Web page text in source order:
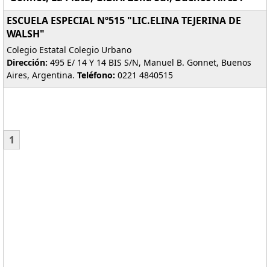
ESCUELA ESPECIAL Nº515 "LIC.ELINA TEJERINA DE
WALSH"
Colegio Estatal Colegio Urbano
Dirección: 495 E/ 14 Y 14 BIS S/N, Manuel B. Gonnet, Buenos
Aires, Argentina. Teléfono: 0221 4840515
1